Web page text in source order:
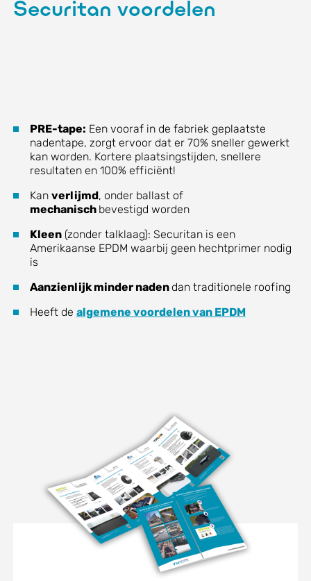
Securitan voordelen
PRE-tape: Een vooraf in de fabriek geplaatste
nadentape, zorgt ervoor dat er 70% sneller gewerkt
kan worden. Kortere plaatsingstijden, snellere
resultaten en 100% efficiënt!
Kan verlijmd, onder ballast of
mechanisch bevestigd worden
Kleen(zonder talklaag): Securitan is een
Amerikaanse EPDM waarbij geen hechtprimer nodig
is
Aanzienlijk minder nadendan traditionele roofing
Heeft de algemene voordelen van EPDM